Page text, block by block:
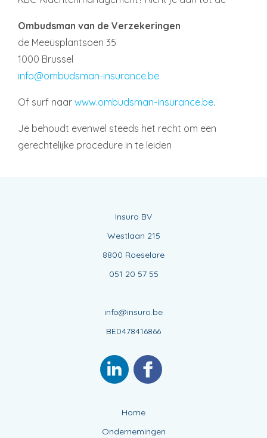
Ombudsman van de Verzekeringen
de Meeüsplantsoen 35
1000 Brussel
info@ombudsman-insurance.be
Of surf naar www.ombudsman-insurance.be.
Je behoudt evenwel steeds het recht om een
gerechtelijke procedure in te leiden
Insuro BV
Westlaan 215
8800 Roeselare
051 20 57 55
info@insuro.be
BE0478416866
Home
Ondernemingen